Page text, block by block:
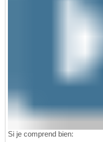
Si je comprend bien: